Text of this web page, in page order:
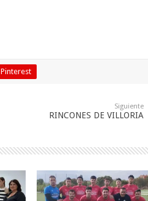
Pinterest
Siguiente
RINCONES DE VILLORIA